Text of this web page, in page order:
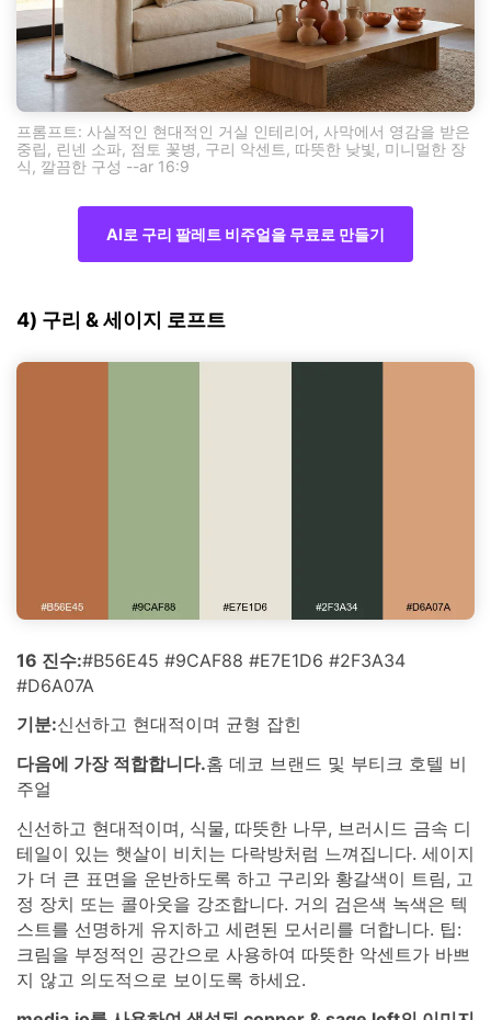
프롬프트: 사실적인 현대적인 거실 인테리어, 사막에서 영감을 받은
중립, 린넨 소파, 점토 꽃병, 구리 악센트, 따뜻한 낮빛, 미니멀한 장
식, 깔끔한 구성 --ar 16:9
AI로 구리 팔레트 비주얼을 무료로 만들기
4) 구리 & 세이지 로프트
16 진수:#B56E45 #9CAF88 #E7E1D6 #2F3A34
#D6A07A
기분:신선하고 현대적이며 균형 잡힌
다음에 가장 적합합니다.홈 데코 브랜드 및 부티크 호텔 비
주얼
신선하고 현대적이며, 식물, 따뜻한 나무, 브러시드 금속 디
테일이 있는 햇살이 비치는 다락방처럼 느껴집니다. 세이지
가 더 큰 표면을 운반하도록 하고 구리와 황갈색이 트림, 고
정 장치 또는 콜아웃을 강조합니다. 거의 검은색 녹색은 텍
스트를 선명하게 유지하고 세련된 모서리를 더합니다. 팁:
크림을 부정적인 공간으로 사용하여 따뜻한 악센트가 바쁘
지 않고 의도적으로 보이도록 하세요.